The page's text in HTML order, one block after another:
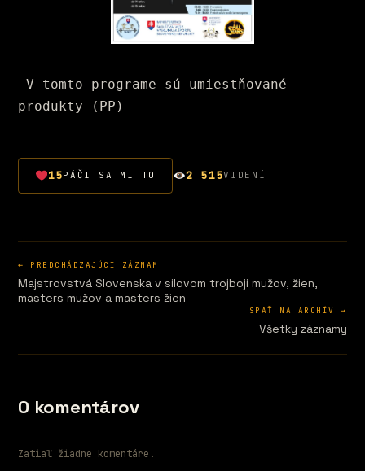
produkty (PP)
15PÁČI SA MI TO 2 515VIDENÍ
← PREDCHÁDZAJÚCI ZÁZNAM
Majstrovstvá Slovenska v silovom trojboji mužov, žien,
masters mužov a masters žien
SPÄŤ NA ARCHÍV →
Všetky záznamy
0 komentárov
Zatiaľ žiadne komentáre.